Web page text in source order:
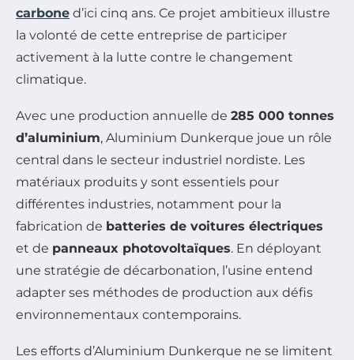
carbone d’ici cinq ans. Ce projet ambitieux illustre
la volonté de cette entreprise de participer
activement à la lutte contre le changement
climatique.
Avec une production annuelle de 285 000 tonnes
d’aluminium, Aluminium Dunkerque joue un rôle
central dans le secteur industriel nordiste. Les
matériaux produits y sont essentiels pour
différentes industries, notamment pour la
fabrication de batteries de voitures électriques
et de panneaux photovoltaïques. En déployant
une stratégie de décarbonation, l’usine entend
adapter ses méthodes de production aux défis
environnementaux contemporains.
Les efforts d’Aluminium Dunkerque ne se limitent